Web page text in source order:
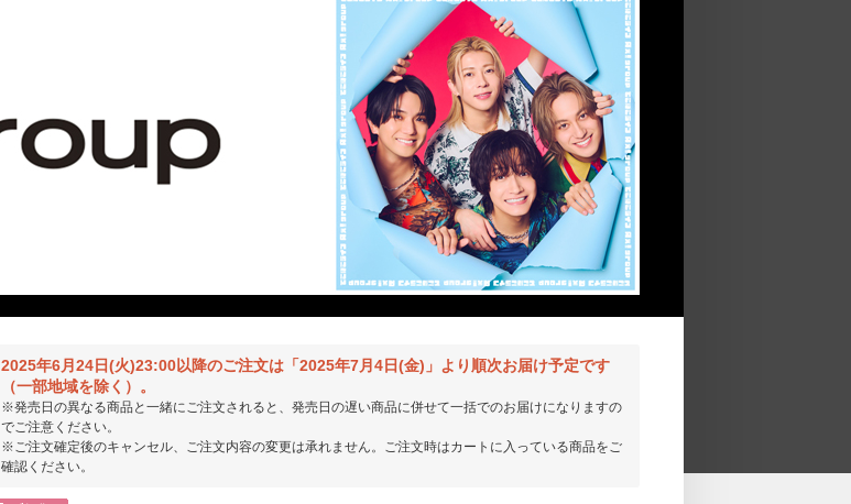
2025年6月24日(火)23:00以降のご注文は「2025年7月4日(金)」より順次お届け予定です
（一部地域を除く）。
※発売日の異なる商品と一緒にご注文されると、発売日の遅い商品に併せて一括でのお届けになりますの
でご注意ください。
※ご注文確定後のキャンセル、ご注文内容の変更は承れません。ご注文時はカートに入っている商品をご
確認ください。